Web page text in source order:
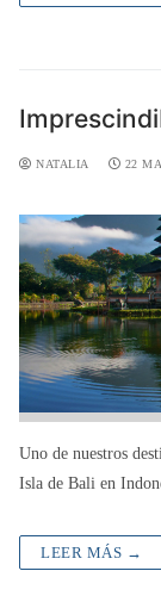
NATALIA 22
Uno de nuestros
Isla de Bali en
LEER MÁS →